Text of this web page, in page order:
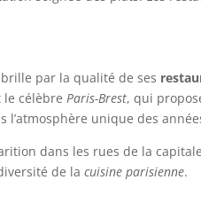
par la qualité de ses
le célèbreParis-Brest, qui
l’atmosphère unique des
dans les rues de la
de lacuisine parisienne.